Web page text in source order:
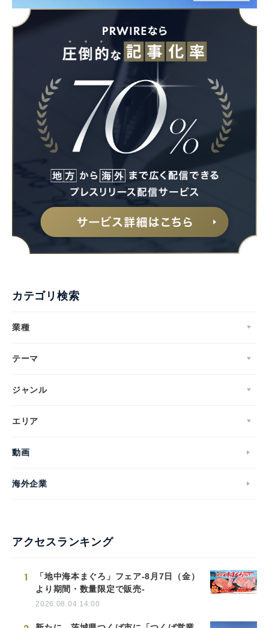
カテゴリ検索
業種
テーマ
ジャンル
エリア
動画
海外企業
アクセスランキング
1
「地中海本まぐろ」フェア-8月7日（金）
より期間・数量限定で販売-
2026.08.04 14:00